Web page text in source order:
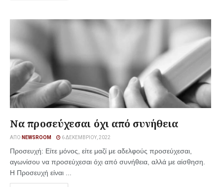
Να προσεύχεσαι όχι από συνήθεια
ΑΠΌ NEWSROOM 6 ΔΕΚΕΜΒΡΊΟΥ, 2022
Προσευχή: Είτε μόνος, είτε μαζί με αδελφούς προσεύχεσαι,
αγωνίσου να προσεύχεσαι όχι από συνήθεια, αλλά με αίσθηση.
Η Προσευχή είναι ...